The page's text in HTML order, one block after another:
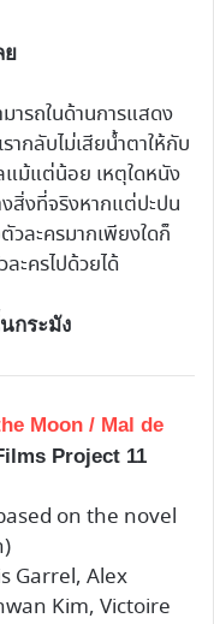
ย
ารถในด้านการแสดง
กลับไม่เสียน้ำตาให้กับ
แม้แต่น้อย เหตุใดหนัง
สิ่งที่จริงหากแต่ปะปน
วละครมากเพียงใดก็
ะครไปด้วยได้
กระมัง
Moon / Mal de
Project 11
on the novel
Garrel, Alex
Kim, Victoire